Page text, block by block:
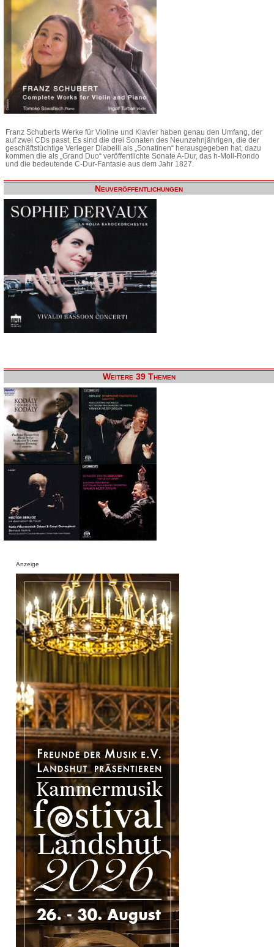
Franz Schuberts Werke für Violine und Klavier haben genau den Umfang, der
auf zwei CDs passt. Es sind die drei Sonaten des Neunzehnjährigen, die der
geschäftstüchtige Verleger Diabelli als „Sonatinen“ herausgegeben hat, dazu
kommen die als „Grand Duo“ veröffentlichte Sonate A-Dur, das h-Moll-Rondo
und die bedeutende C-Dur-Fantasie aus dem Jahr 1827.
Neuveröffentlichungen
Weitere 39 Themen
Anzeige